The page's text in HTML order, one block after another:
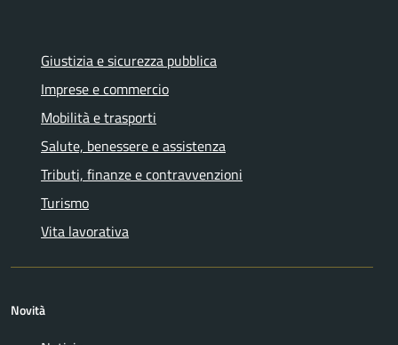
Giustizia e sicurezza pubblica
Imprese e commercio
Mobilità e trasporti
Salute, benessere e assistenza
Tributi, finanze e contravvenzioni
Turismo
Vita lavorativa
Novità